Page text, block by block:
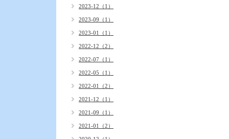
2023-12（1）
2023-09（1）
2023-01（1）
2022-12（2）
2022-07（1）
2022-05（1）
2022-01（2）
2021-12（1）
2021-09（1）
2021-01（2）